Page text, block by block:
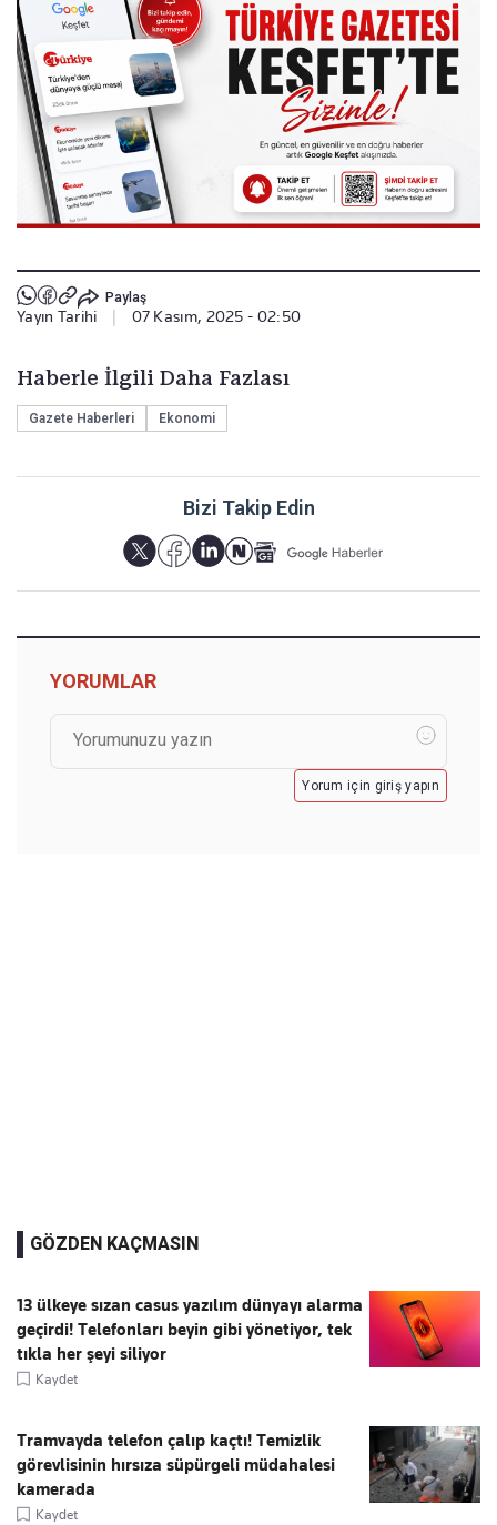
Paylaş
Yayın Tarihi 07 Kasım, 2025 - 02:50
Haberle İlgili Daha Fazlası
Gazete Haberleri Ekonomi
Bizi Takip Edin
YORUMLAR
Yorum için giriş yapın
GÖZDEN KAÇMASIN
13 ülkeye sızan casus yazılım dünyayı alarma
geçirdi! Telefonları beyin gibi yönetiyor, tek
tıkla her şeyi siliyor
Kaydet
Tramvayda telefon çalıp kaçtı! Temizlik
görevlisinin hırsıza süpürgeli müdahalesi
kamerada
Kaydet